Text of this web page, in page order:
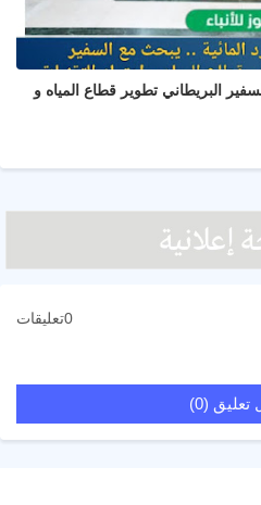
البريطاني تطوير قطاع المياه و
0تعليقات
(0)